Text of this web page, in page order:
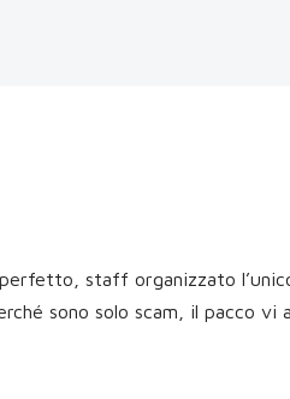
staff organizzato
sono solo scam, il pacco vi